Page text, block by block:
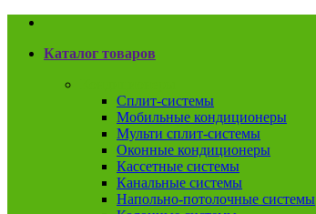
Каталог товаров
Сплит-системы
Мобильные кондиционеры
Мульти сплит-системы
Оконные кондиционеры
Кассетные системы
Канальные системы
Напольно-потолочные системы